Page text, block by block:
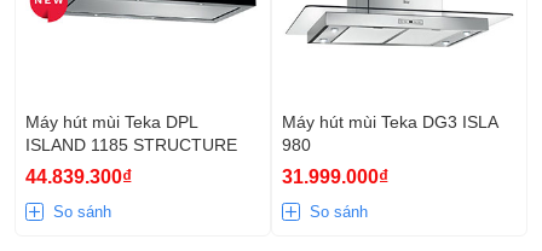
Máy hút mùi Teka DPL
ISLAND 1185 STRUCTURE
44.839.300₫
So sánh
Máy hút mùi Teka DG3 ISLA
980
31.999.000₫
So sánh